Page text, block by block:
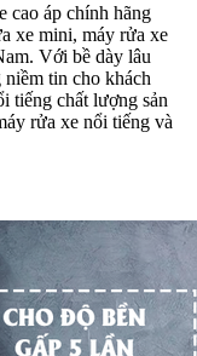
cao áp chính hãng
xe mini, máy rửa xe
Với bề dày lâu
tin cho khách
tiếng chất lượng sản
rửa xe nổi tiếng và